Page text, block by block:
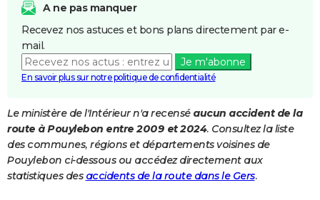
Destinations
City break
Voyage nature
Voyage de noces
Forum
Climat
PHOTO
GUIDES D'ACHAT
BONS PLANS
Carte de Noël
Carte Bonne année
Carte Saint-Valentin
Carte Pâques
Carte d'anniversaire
DICTIONNAIRE
Dictionnaire
Biographies
Citations
Expressions
Proverbes
PROGRAMME TV
A ne pas manquer
Recevez nos astuces et bons plans directement par e-
mail.
Je m'abonne
En savoir plus sur notre politique de confidentialité
Le ministère de l'Intérieur n'a recensé aucun accident de la
route à Pouylebon entre 2009 et 2024. Consultez la liste
des communes, régions et départements voisines de
Pouylebon ci-dessous ou accédez directement aux
statistiques des accidents de la route dans le Gers.